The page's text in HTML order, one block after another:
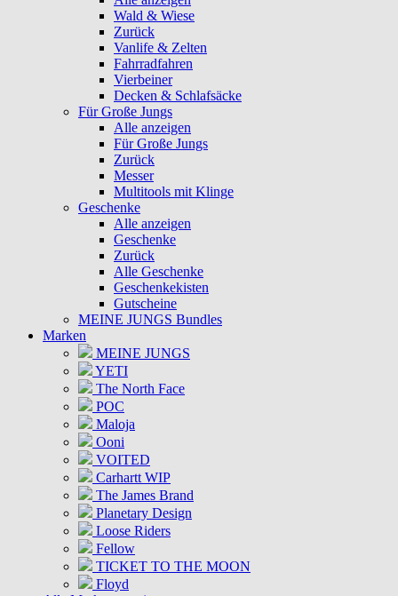
Wald & Wiese
Zurück
Vanlife & Zelten
Fahrradfahren
Vierbeiner
Decken & Schlafsäcke
Für Große Jungs
Alle anzeigen
Für Große Jungs
Zurück
Messer
Multitools mit Klinge
Geschenke
Alle anzeigen
Geschenke
Zurück
Alle Geschenke
Geschenkekisten
Gutscheine
MEINE JUNGS Bundles
Marken
MEINE JUNGS
YETI
The North Face
POC
Maloja
Ooni
VOITED
Carhartt WIP
The James Brand
Planetary Design
Loose Riders
Fellow
TICKET TO THE MOON
Floyd